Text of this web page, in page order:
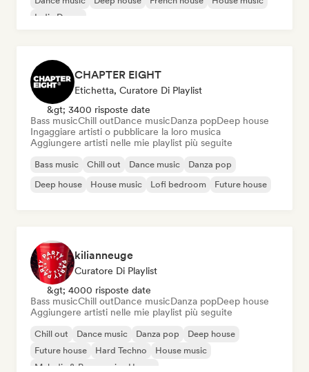
Indie Dance
CHAPTER EIGHT
Etichetta, Curatore Di Playlist
&gt; 3400 risposte date
Bass musicChill outDance musicDanza popDeep house
Ingaggiare artisti o pubblicare la loro musica
Aggiungere artisti nelle mie playlist più seguite
Bass music Chill out Dance music
Danza pop
Deep house
House music Lofi bedroom Future house
kilianneuge
Curatore Di Playlist
&gt; 4000 risposte date
Bass musicChill outDance musicDanza popDeep house
Aggiungere artisti nelle mie playlist più seguite
Chill out Dance music Danza pop
Deep house
Future house
Hard Techno
House music
Melodic & Progressive House